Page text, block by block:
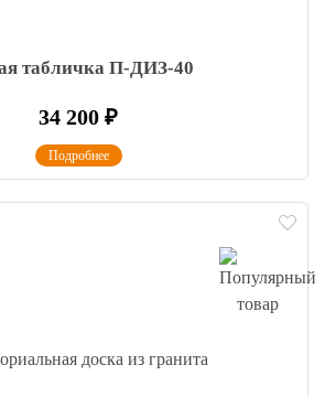
табличка П-ДИЗ-40
34 200 ₽
Подробнее